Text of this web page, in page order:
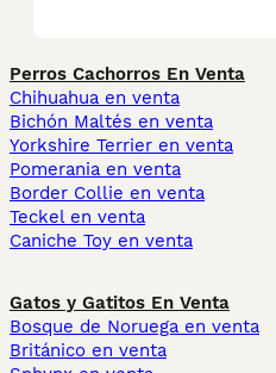
Perros Cachorros En Venta
Chihuahua en venta
Bichón Maltés en venta
Yorkshire Terrier en venta
Pomerania en venta
Border Collie en venta
Teckel en venta
Caniche Toy en venta
Gatos y Gatitos En Venta
Bosque de Noruega en venta
Británico en venta